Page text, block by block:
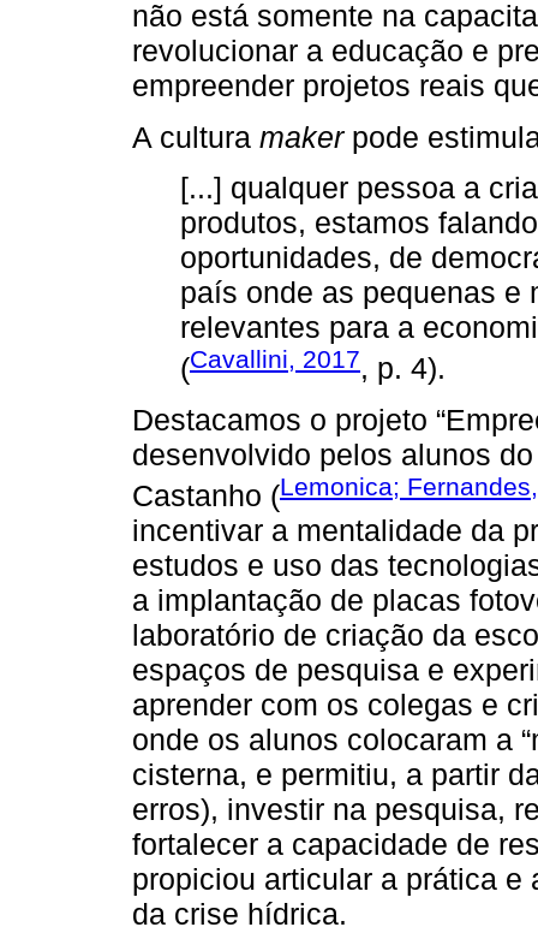
não está somente na
revolucionar a educação e
empreender projetos reais
A cultura makerpode
[...] qualquer pessoa a
produtos, estamos
oportunidades, de
país onde as pequenas e
relevantes para a
(Cavallini, 2017, p. 4).
Destacamos o projeto
desenvolvido pelos alunos
Castanho (Lemonica;
incentivar a mentalidade da
estudos e uso das
a implantação de placas
laboratório de criação da
espaços de pesquisa e
aprender com os colegas e
onde os alunos colocaram a
cisterna, e permitiu, a partir
erros), investir na pesquisa,
fortalecer a capacidade de
propiciou articular a prática
da crise hídrica.